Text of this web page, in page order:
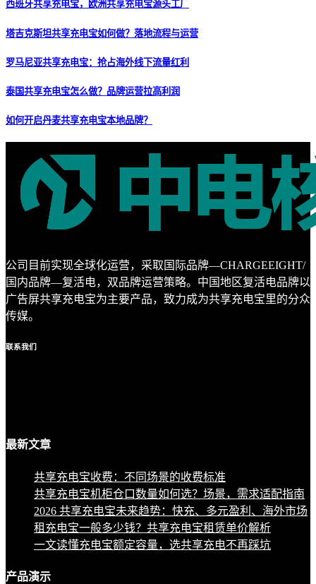
西班牙共享充电宝，欧洲共享充电宝源头工厂
塔吉克斯坦共享充电宝如何做？落地流程与运营
罗马尼亚共享充电宝：抢占海外线下流量红利
泰国共享充电宝怎么做？品牌运营拉高利润
如何开启丹麦共享充电宝本地品牌？
公司目前实现全球化运营，采取国际品牌—CHARGEEIGHT/
国内品牌—复活电，双品牌运营策略。中国地区复活电品牌以
广告屏共享充电宝为主要产品，致力成为共享充电宝里的分众
传媒。
联系我们
最新文章
共享充电宝收费：不同场景的收费标准
共享充电宝机柜仓口数量如何选？场景，需求适配指南
2026 共享充电宝未来趋势：快充、多元盈利、海外市场
租充电宝一般多少钱？共享充电宝租赁单价解析
一文读懂充电宝额定容量，选共享充电不再踩坑
产品演示